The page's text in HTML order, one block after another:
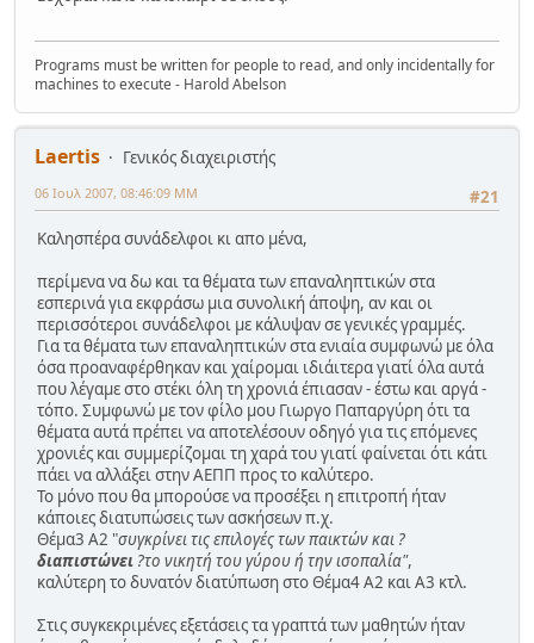
Programs must be written for people to read, and only incidentally for
machines to execute - Harold Abelson
Laertis
Γενικός διαχειριστής
#21
06 Ιουλ 2007, 08:46:09 ΜΜ
Καλησπέρα συνάδελφοι κι απο μένα,
περίμενα να δω και τα θέματα των επαναληπτικών στα
εσπερινά για εκφράσω μια συνολική άποψη, αν και οι
περισσότεροι συνάδελφοι με κάλυψαν σε γενικές γραμμές.
Για τα θέματα των επαναληπτικών στα ενιαία συμφωνώ με όλα
όσα προαναφέρθηκαν και χαίρομαι ιδιάιτερα γιατί όλα αυτά
που λέγαμε στο στέκι όλη τη χρονιά έπιασαν - έστω και αργά -
τόπο. Συμφωνώ με τον φίλο μου Γιωργο Παπαργύρη ότι τα
θέματα αυτά πρέπει να αποτελέσουν οδηγό για τις επόμενες
χρονιές και συμμερίζομαι τη χαρά του γιατί φαίνεται ότι κάτι
πάει να αλλάξει στην ΑΕΠΠ προς το καλύτερο.
Το μόνο που θα μπορούσε να προσέξει η επιτροπή ήταν
κάποιες διατυπώσεις των ασκήσεων π.χ.
Θέμα3 Α2 "συγκρίνει τις επιλογές των παικτών και ?
διαπιστώνει ?το νικητή του γύρου ή την ισοπαλία",
καλύτερη το δυνατόν διατύπωση στο Θέμα4 Α2 και Α3 κτλ.
Στις συγκεκριμένες εξετάσεις τα γραπτά των μαθητών ήταν